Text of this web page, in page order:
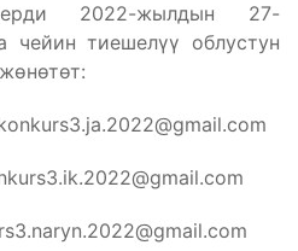
2022-жылдын 27-
чейин тиешелүү облустун